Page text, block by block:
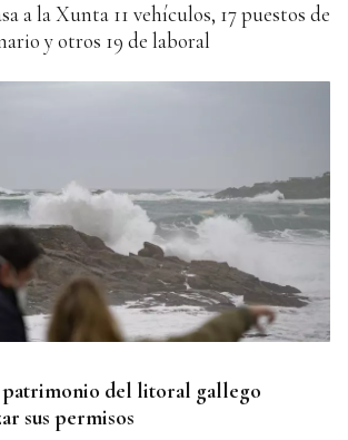
a la Xunta 11 vehículos, 17 puestos de
y otros 19 de laboral
patrimonio del litoral gallego
sus permisos